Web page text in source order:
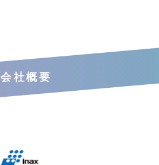
会社概要